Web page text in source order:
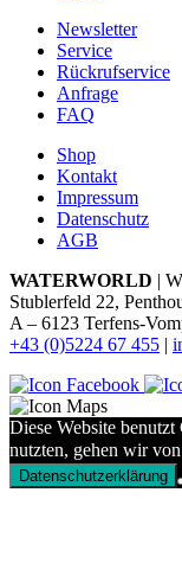
Newsletter
Service
Rückrufservice
Anfrage
FAQ
Shop
Kontakt
Impressum
Datenschutz
AGB
WATERWORLD |
Stublerfeld 22,
A – 6123 Terfens-
+43 (0)5224 67 455 |
Diese Website
nutzten, gehen wir
Datenschutzerklärung